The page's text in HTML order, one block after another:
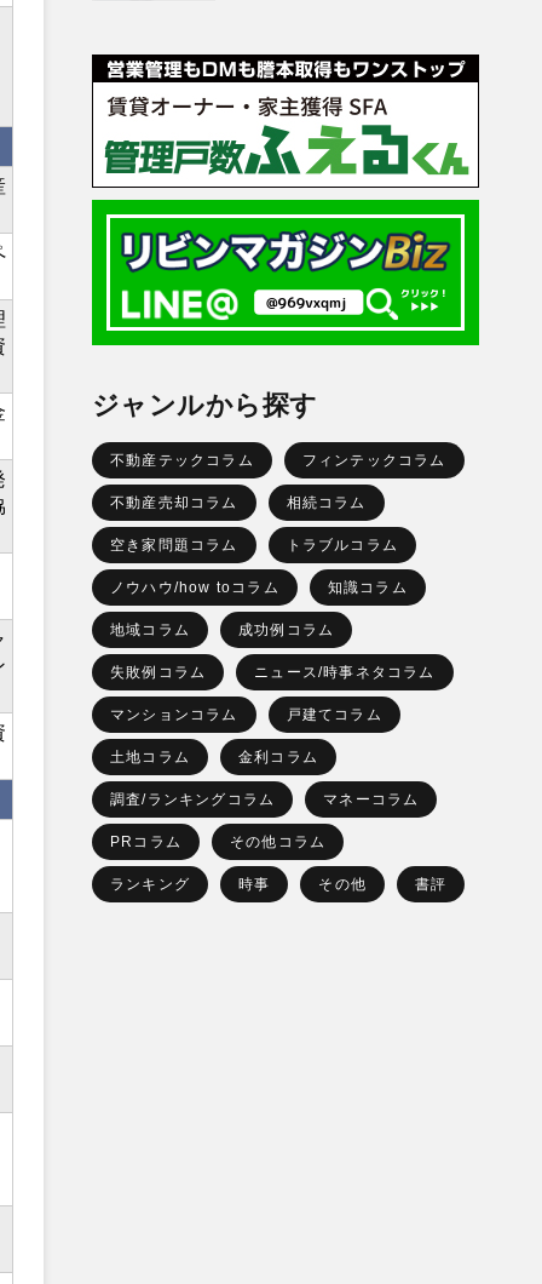
ジャンルから探す
不動産テックコラム フィンテックコラム
不動産売却コラム 相続コラム
空き家問題コラム トラブルコラム
ノウハウ/how toコラム 知識コラム
地域コラム 成功例コラム
失敗例コラム ニュース/時事ネタコラム
マンションコラム 戸建てコラム
土地コラム 金利コラム
調査/ランキングコラム マネーコラム
PRコラム その他コラム
ランキング 時事 その他 書評